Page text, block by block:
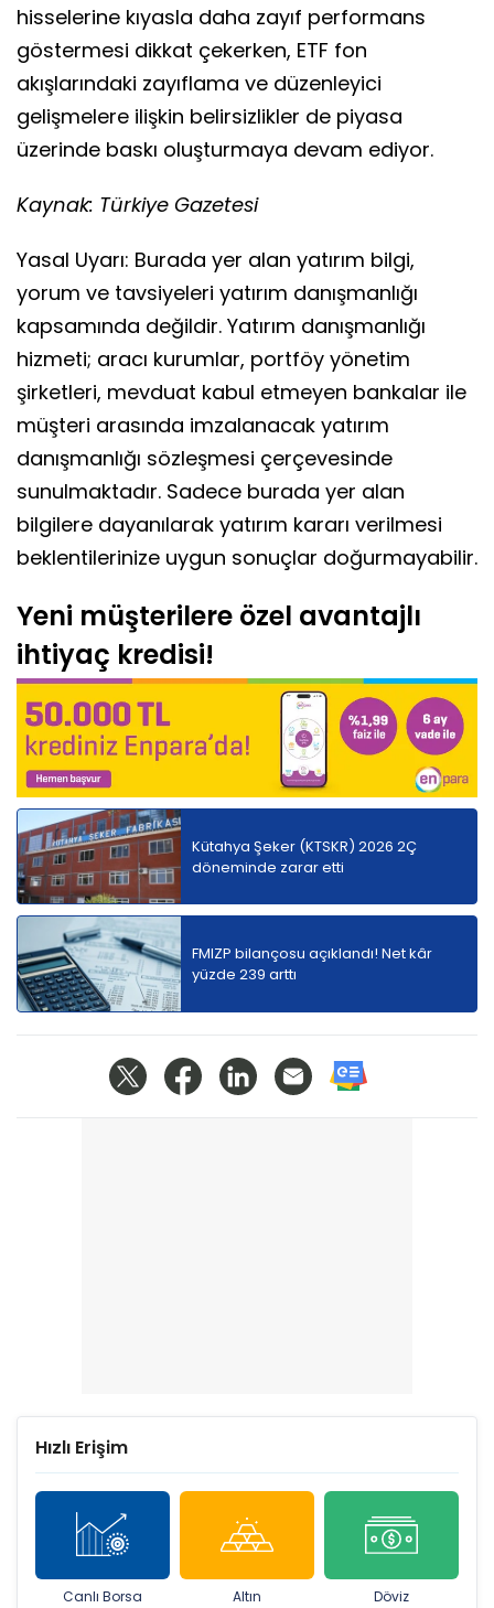
hisselerine kıyasla daha zayıf performans
göstermesi dikkat çekerken, ETF fon
akışlarındaki zayıflama ve düzenleyici
gelişmelere ilişkin belirsizlikler de piyasa
üzerinde baskı oluşturmaya devam ediyor.
Kaynak: Türkiye Gazetesi
Yasal Uyarı: Burada yer alan yatırım bilgi,
yorum ve tavsiyeleri yatırım danışmanlığı
kapsamında değildir. Yatırım danışmanlığı
hizmeti; aracı kurumlar, portföy yönetim
şirketleri, mevduat kabul etmeyen bankalar ile
müşteri arasında imzalanacak yatırım
danışmanlığı sözleşmesi çerçevesinde
sunulmaktadır. Sadece burada yer alan
bilgilere dayanılarak yatırım kararı verilmesi
beklentilerinize uygun sonuçlar doğurmayabilir.
Yeni müşterilere özel avantajlı
ihtiyaç kredisi!
Kütahya Şeker (KTSKR) 2026 2Ç
döneminde zarar etti
FMIZP bilançosu açıklandı! Net kâr
yüzde 239 arttı
Hızlı Erişim
Canlı Borsa Altın Döviz